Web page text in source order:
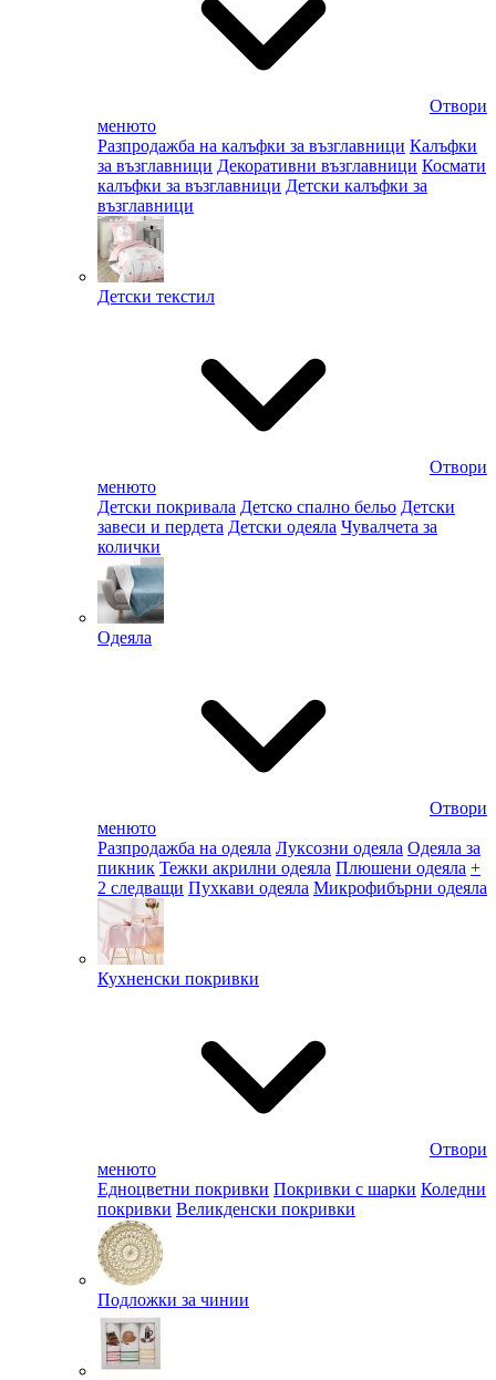
Отвори
менюто
Разпродажба на калъфки за възглавници Калъфки
за възглавници Декоративни възглавници Космати
калъфки за възглавници Детски калъфки за
възглавници
Детски текстил
Отвори
менюто
Детски покривала Детско спално бельо Детски
завеси и пердета Детски одеяла Чувалчета за
колички
Одеяла
Отвори
менюто
Разпродажба на одеяла Луксозни одеяла Одеяла за
пикник Тежки акрилни одеяла Плюшени одеяла +
2 следващи Пухкави одеяла Микрофибърни одеяла
Кухненски покривки
Отвори
менюто
Едноцветни покривки Покривки с шарки Коледни
покривки Великденски покривки
Подложки за чинии